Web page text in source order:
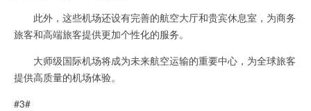
此外，这些机场还设有完善的航空大厅和贵宾休息室，为商务
旅客和高端旅客提供更加个性化的服务。
大师级国际机场将成为未来航空运输的重要中心，为全球旅客
提供高质量的机场体验。
#3#